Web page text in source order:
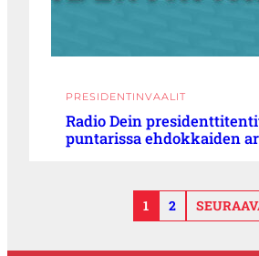
PRESIDENTINVAALIT
Radio Dein
puntarissa ehdokkaiden
1 2